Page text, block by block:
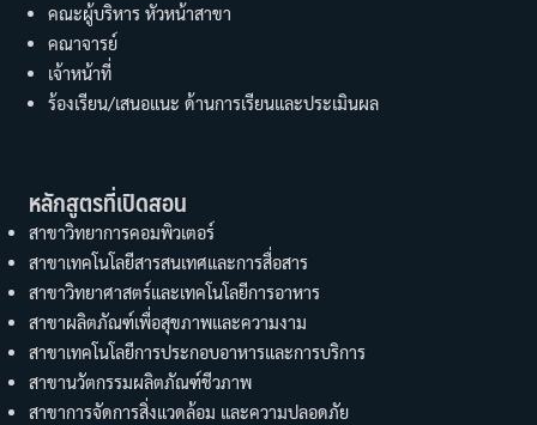
คณะผู้บริหาร หัวหน้าสาขา
คณาจารย์
เจ้าหน้าที่
ร้องเรียน/เสนอแนะ ด้านการเรียนและประเมินผล
หลักสูตรที่เปิดสอน
สาขาวิทยาการคอมพิวเตอร์
สาขาเทคโนโลยีสารสนเทศและการสื่อสาร
สาขาวิทยาศาสตร์และเทคโนโลยีการอาหาร
สาขาผลิตภัณฑ์เพื่อสุขภาพและความงาม
สาขาเทคโนโลยีการประกอบอาหารและการบริการ
สาขานวัตกรรมผลิตภัณฑ์ชีวภาพ
สาขาการจัดการสิ่งแวดล้อม และความปลอดภัย